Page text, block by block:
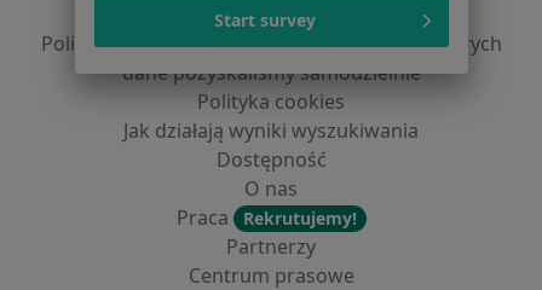
Polityka prywatności profesjonalistów
Polityka prywatności dla profesjonalistów, których
dane pozyskaliśmy samodzielnie
Polityka cookies
Jak działają wyniki wyszukiwania
Dostępność
O nas
Praca
Rekrutujemy!
Partnerzy
Centrum prasowe
Start survey